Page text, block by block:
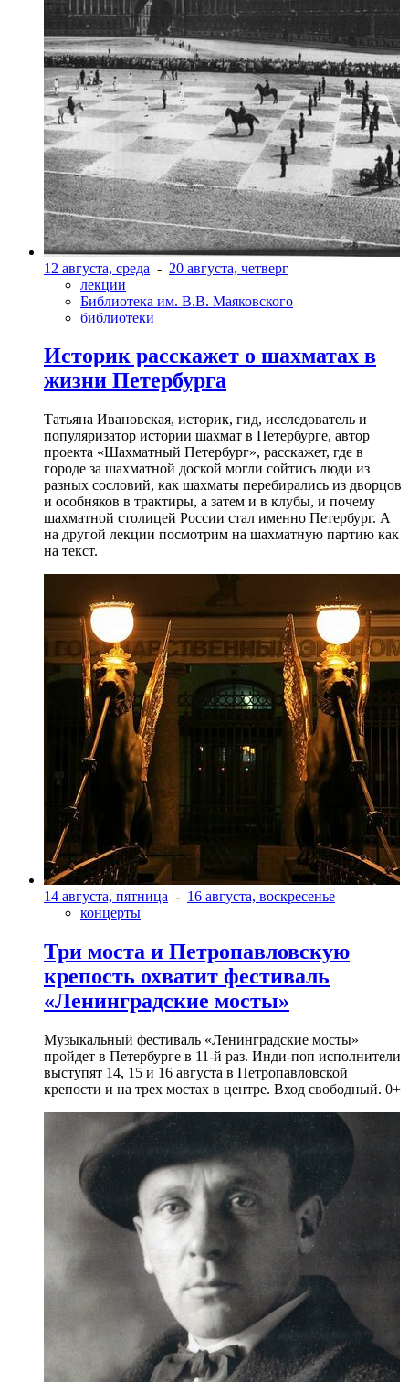
12 августа, среда - 20 августа, четверг
лекции
Библиотека им. В.В. Маяковского
библиотеки
Историк расскажет о шахматах в
жизни Петербурга
Татьяна Ивановская, историк, гид, исследователь и
популяризатор истории шахмат в Петербурге, автор
проекта «Шахматный Петербург», расскажет, где в
городе за шахматной доской могли сойтись люди из
разных сословий, как шахматы перебирались из дворцов
и особняков в трактиры, а затем и в клубы, и почему
шахматной столицей России стал именно Петербург. А
на другой лекции посмотрим на шахматную партию как
на текст.
14 августа, пятница - 16 августа, воскресенье
концерты
Три моста и Петропавловскую
крепость охватит фестиваль
«Ленинградские мосты»
Музыкальный фестиваль «Ленинградские мосты»
пройдет в Петербурге в 11-й раз. Инди-поп исполнители
выступят 14, 15 и 16 августа в Петропавловской
крепости и на трех мостах в центре. Вход свободный. 0+